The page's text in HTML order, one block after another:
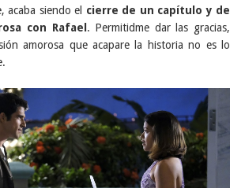
acaba siendo el cierre de un capítulo y de
con Rafael . Permitidme dar las gracias,
amorosa que acapare la historia no es lo